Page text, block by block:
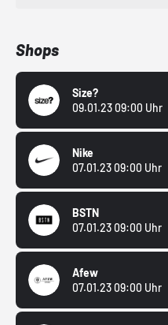
Shops
Size?
09.01.23 09:00 Uhr
Nike
07.01.23 09:00 Uhr
BSTN
07.01.23 09:00 Uhr
Afew
07.01.23 09:00 Uhr